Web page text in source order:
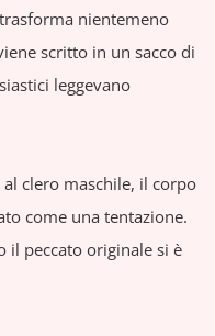
nientemeno
scritto in un sacco di
leggevano
clero maschile, il corpo
come una tentazione.
il peccato originale si è